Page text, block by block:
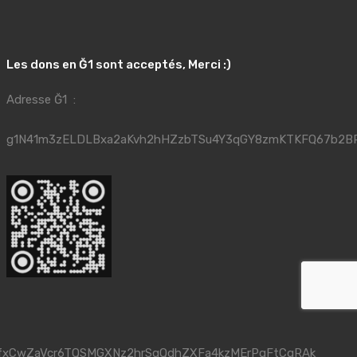
Les dons en Ğ1 sont acceptés, Merci :)
Adresse Ğ1 :